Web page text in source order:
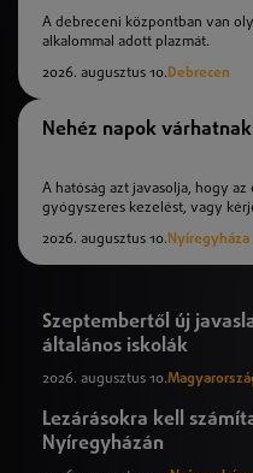
A debreceni központban van
alkalommal adott plazmát.
2026. augusztus 10.Debrecen
Nehéz napok
A hatóság azt javasolja, hogy
gyógyszeres kezelést, vagy
2026. augusztus 10. Nyíregyháza
Szeptembertől új
általános iskolák
2026. augusztus 10.
Lezárásokra kell
Nyíregyházán